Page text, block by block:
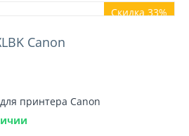
Скидка 33%
Canon
принтера Canon